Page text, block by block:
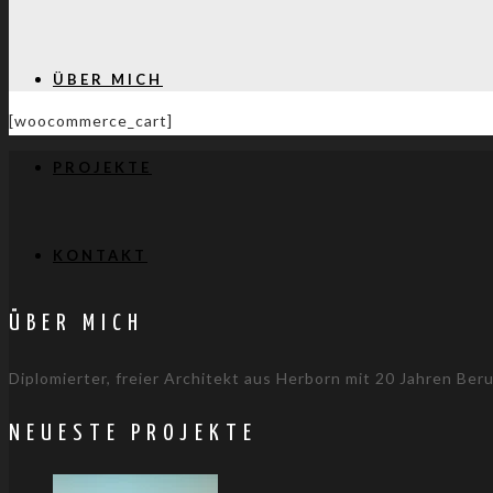
ÜBER MICH
PROJEKTE
KONTAKT
[woocommerce_cart]
ÜBER MICH
Diplomierter, freier Architekt aus Herborn mit 20 Jahren
NEUESTE PROJEKTE